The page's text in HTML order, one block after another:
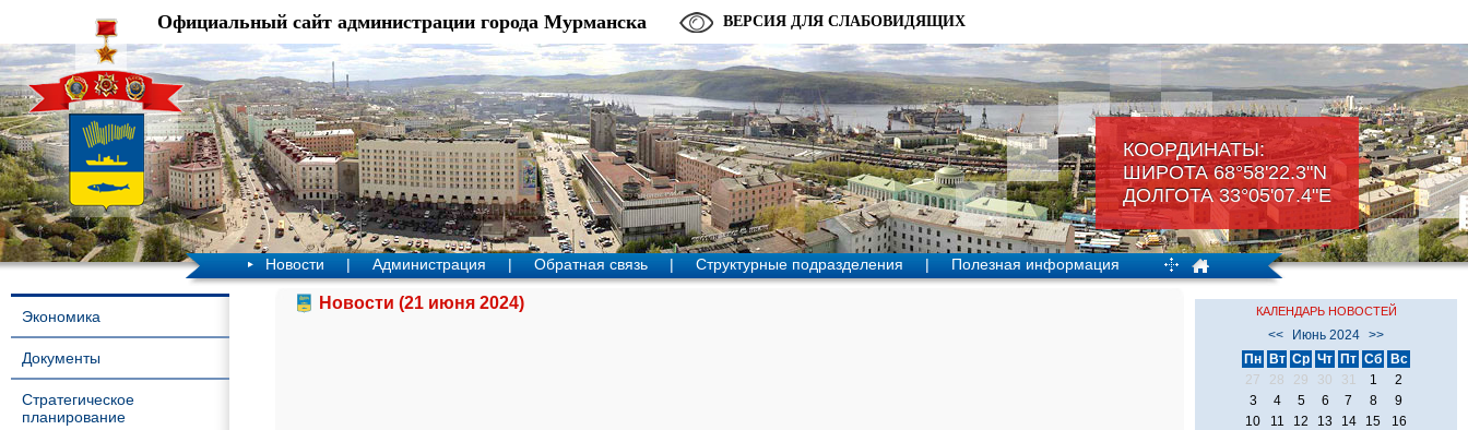
КООРДИНАТЫ:
ШИРОТА 68°58'22.3"N
ДОЛГОТА 33°05'07.4"Е
Официальный сайт администрации города Мурманска ВЕРСИЯ ДЛЯ СЛАБОВИДЯЩИХ
Новости | Администрация | Обратная связь | Структурные подразделения | Полезная информация
Экономика
Документы
Стратегическое
планирование
Новости (21 июня 2024) КАЛЕНДАРЬ НОВОСТЕЙ
<< Июнь 2024 >>
Пн
Вт Ср Чт Пт Сб
Вс
27
28 29 30 31 1
2
3
4 5 6 7 8
9
10
11 12 13 14 15
16